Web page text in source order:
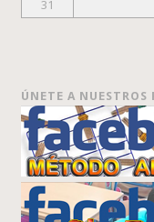
31
ÚNETE A NUESTROS